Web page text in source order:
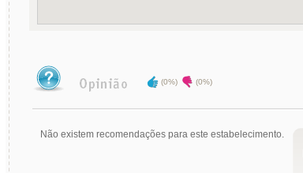
(0%) (0%)
Não existem recomendações para este estabelecimento.